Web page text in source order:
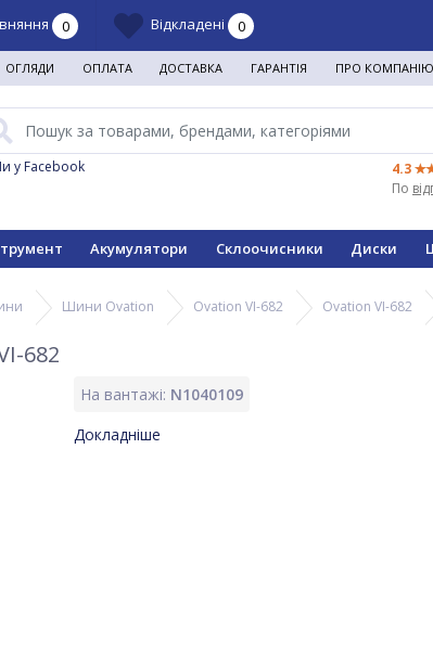
0 Відкладені 0
ОГЛЯДИ ОПЛАТА ДОСТАВКА ГАРАНТІЯ ПРО КОМПАНІЮ
4.3
По
у Facebook
Акумулятори Склоочисники Диски
Шини Ovation Ovation VI-682 Ovation VI-682
682
На вантажі: N1040109
Докладніше